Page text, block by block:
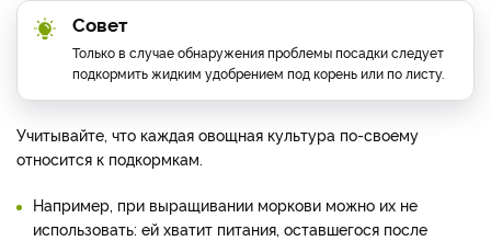
Совет
Только в случае обнаружения проблемы посадки следует
подкормить жидким удобрением под корень или по листу.
Учитывайте, что каждая овощная культура по-своему
относится к подкормкам.
Например, при выращивании моркови можно их не
использовать: ей хватит питания, оставшегося после